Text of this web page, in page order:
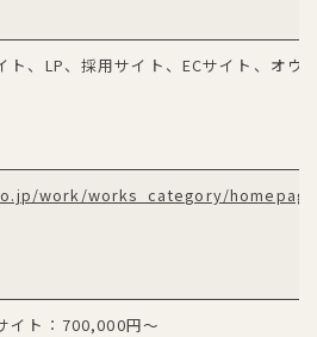
ト、LP、採用サイト、ECサイト、オウ
work/works_category/
イト：700,000円～